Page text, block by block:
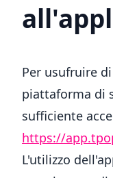
Per usufruire
piattaforma di
sufficiente
https://
L'utilizzo